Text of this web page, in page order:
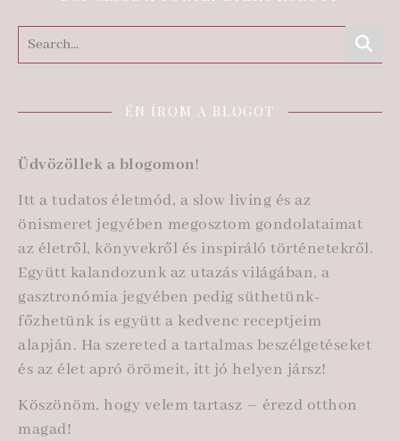
ÉN ÍROM A BLOGOT
Üdvözöllek a blogomon!
Itt a tudatos életmód, a slow living és az
önismeret jegyében megosztom gondolataimat
az életről, könyvekről és inspiráló történetekről.
Együtt kalandozunk az utazás világában, a
gasztronómia jegyében pedig süthetünk-
főzhetünk is együtt a kedvenc receptjeim
alapján. Ha szereted a tartalmas beszélgetéseket
és az élet apró örömeit, itt jó helyen jársz!
Köszönöm, hogy velem tartasz – érezd otthon
magad!